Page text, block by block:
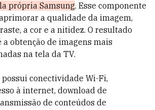
própria Samsung. Esse componente
a qualidade da imagem,
a cor e a nitidez. O resultado
a obtenção de imagens mais
na tela da TV.
possui conectividade Wi-Fi,
à internet, download de
de conteúdos de